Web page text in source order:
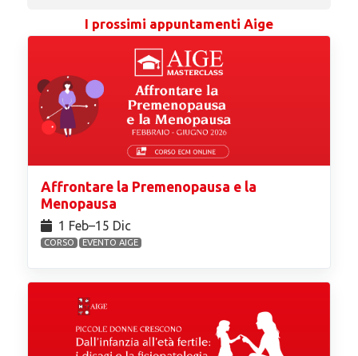
I prossimi appuntamenti Aige
Affrontare la Premenopausa e la
Menopausa
1 Feb⁠–15 Dic
CORSO EVENTO AIGE